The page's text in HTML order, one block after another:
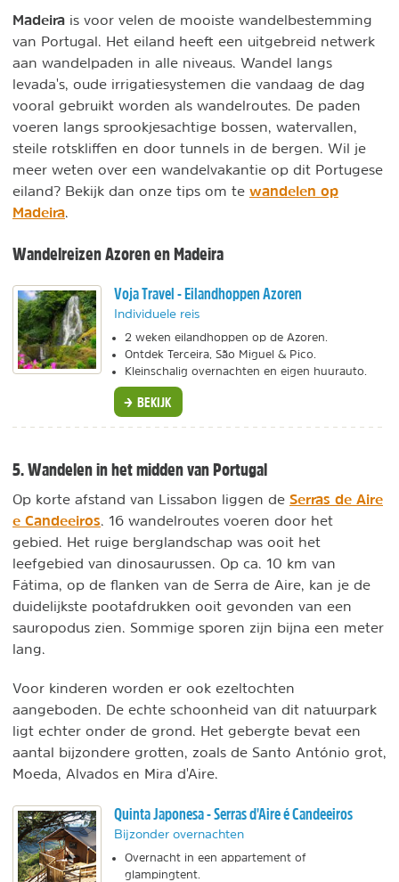
Madeira is voor velen de mooiste wandelbestemming
van Portugal. Het eiland heeft een uitgebreid netwerk
aan wandelpaden in alle niveaus. Wandel langs
levada's, oude irrigatiesystemen die vandaag de dag
vooral gebruikt worden als wandelroutes. De paden
voeren langs sprookjesachtige bossen, watervallen,
steile rotskliffen en door tunnels in de bergen. Wil je
meer weten over een wandelvakantie op dit Portugese
eiland? Bekijk dan onze tips om te wandelen op
Madeira
Wandelreizen Azoren en Madeira
Voja Travel - Eilandhoppen Azoren
Individuele reis
2 weken eilandhoppen op de Azoren.
Ontdek Terceira, São Miguel & Pico.
Kleinschalig overnachten en eigen huurauto.
BEKIJK
5. Wandelen in het midden van Portugal
Op korte afstand van Lissabon liggen de Serras de Aire
e Candeeiros. 16 wandelroutes voeren door het
gebied. Het ruige berglandschap was ooit het
leefgebied van dinosaurussen. Op ca. 10 km van
Fátima, op de flanken van de Serra de Aire, kan je de
duidelijkste pootafdrukken ooit gevonden van een
sauropodus zien. Sommige sporen zijn bijna een meter
lang.
Voor kinderen worden er ook ezeltochten
aangeboden. De echte schoonheid van dit natuurpark
ligt echter onder de grond. Het gebergte bevat een
aantal bijzondere grotten, zoals de Santo António grot,
Moeda, Alvados en Mira d'Aire.
Quinta Japonesa - Serras d'Aire é Candeeiros
Bijzonder overnachten
Overnacht in een appartement of
glampingtent.